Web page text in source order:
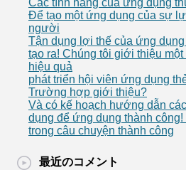
Các tính năng của ứng dụng
Để tạo một ứng dụng của sự
người
Tận dụng lợi thế của ứng
tạo ra! Chúng tôi giới thiệu
hiệu quả
phát triển hội viên ứng dụng
Trường hợp giới thiệu?
Và có kế hoạch hướng dẫn
dụng để ứng dụng thành
trong câu chuyện thành công
最近のコメント